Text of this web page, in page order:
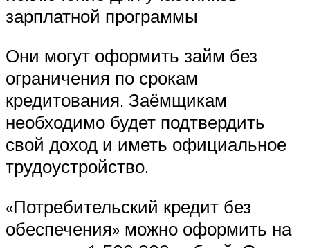
зарплатной программы
Они могут оформить займ без
ограничения по срокам
кредитования. Заёмщикам
необходимо будет подтвердить
свой доход и иметь официальное
трудоустройство.
«Потребительский кредит без
обеспечения» можно оформить на